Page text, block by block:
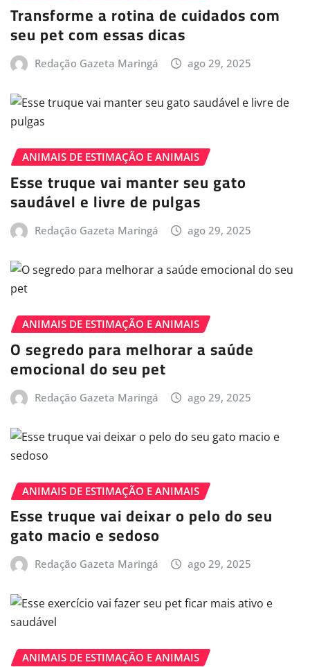
Transforme a rotina de cuidados com
seu pet com essas dicas
Redação Gazeta Maringá ago 29, 2025
ANIMAIS DE ESTIMAÇÃO E ANIMAIS
Esse truque vai manter seu gato
saudável e livre de pulgas
Redação Gazeta Maringá ago 29, 2025
ANIMAIS DE ESTIMAÇÃO E ANIMAIS
O segredo para melhorar a saúde
emocional do seu pet
Redação Gazeta Maringá ago 29, 2025
ANIMAIS DE ESTIMAÇÃO E ANIMAIS
Esse truque vai deixar o pelo do seu
gato macio e sedoso
Redação Gazeta Maringá ago 29, 2025
ANIMAIS DE ESTIMAÇÃO E ANIMAIS